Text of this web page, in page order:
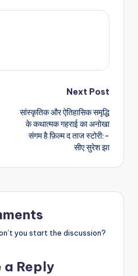
ar
Next Post
सांस्कृतिक और ऐतिहासिक समृद्धि
के कथात्मक गहराई का अनोखा
संगम है फ़िल्म द ताज स्टोरी:-
सीए सुरेश झा
you start the discussion?
a Reply